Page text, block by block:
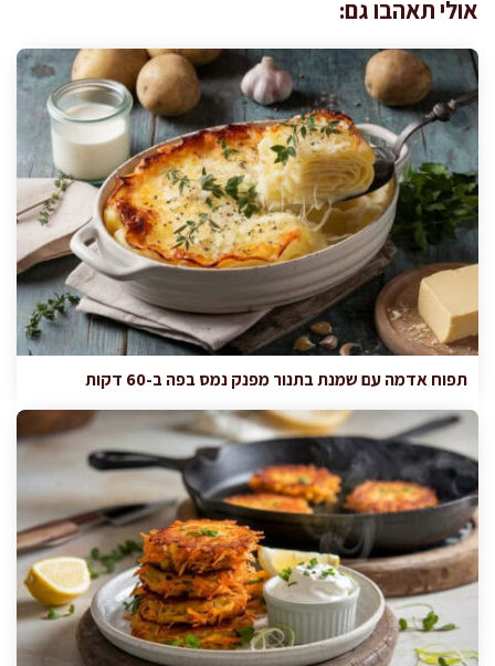
אולי תאהבו גם:
תפוח אדמה עם שמנת בתנור מפנק נמס בפה ב-60 דקות